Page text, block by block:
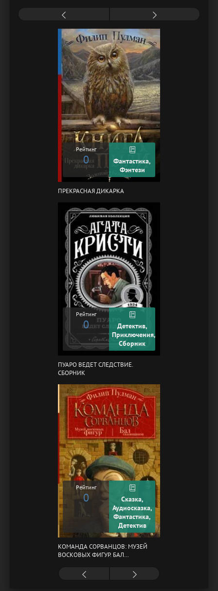
Рейтинг
0
Фантастика,
Фэнтези
ПРЕКРАСНАЯ ДИКАРКА
Рейтинг
0
Детектив,
Приключения,
Сборник
ПУАРО ВЕДЕТ СЛЕДСТВИЕ.
СБОРНИК
Рейтинг
0
Сказка,
Аудиосказка,
Фантастика,
Детектив
КОМАНДА СОРВАНЦОВ: МУЗЕЙ
ВОСКОВЫХ ФИГУР. БАЛ